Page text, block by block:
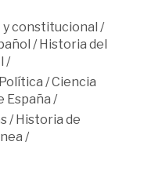
constitucional /
/ Historia del
/
/Ciencia
España /
/ Historia de
/